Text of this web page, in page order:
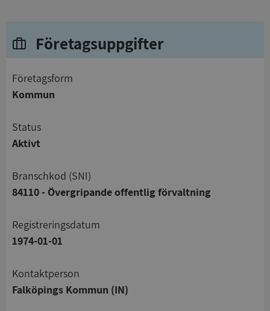
Företagsuppgifter
företagsform
Kommun
status
Aktivt
branschkod (SNI)
84110 - Övergripande offentlig förvaltning
registreringsdatum
1974-01-01
Kontaktperson
Falköpings Kommun (IN)